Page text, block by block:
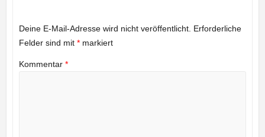
Deine E-Mail-Adresse wird nicht veröffentlicht. Erforderliche
Felder sind mit *markiert
Kommentar *